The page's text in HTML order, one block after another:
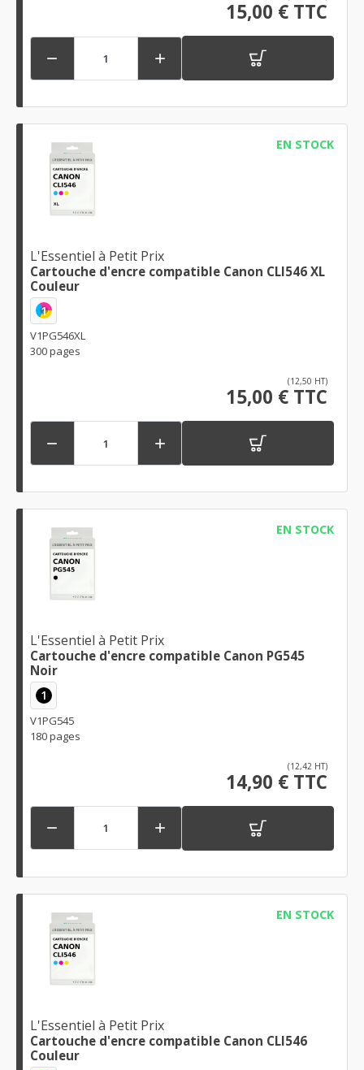
15,00 € TTC
 
EN STOCK
L'Essentiel à Petit Prix
Cartouche d'encre compatible Canon CLI546 XL
Couleur
1
V1PG546XL
300 pages
(12,50 HT)
15,00 € TTC
 
EN STOCK
L'Essentiel à Petit Prix
Cartouche d'encre compatible Canon PG545
Noir
1
V1PG545
180 pages
(12,42 HT)
14,90 € TTC
 
EN STOCK
L'Essentiel à Petit Prix
Cartouche d'encre compatible Canon CLI546
Couleur